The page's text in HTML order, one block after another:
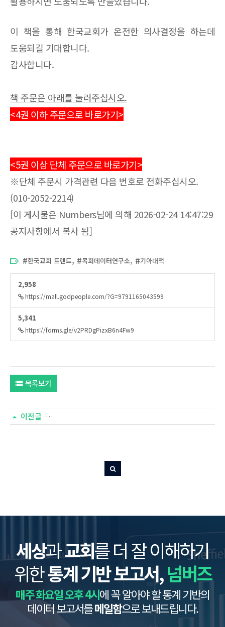
이 책을 통해 한국교회가 온전한 의사결정을 하는데
도움되길 기대합니다.
감사합니다.
책 주문은 아래를 눌러주십시오.
<4권 이하 주문으로 바로가기>
<5권 이상 단체 주문으로 바로가기>
※단체 주문시 가격관련 다음 번호로 전화주십시오.
(010-2052-2214)
[이 게시물은 Numbers님에 의해 2026-02-24 14:47:29
공지사항에서 복사 됨]
한국교회 트렌드, 목회데이터연구소, 기아대책
2,958
https://mall.godpeople.com/?G=9791165043599
5,341
https://forms.gle/v2PRDgPizxB6n4Fw9
목록보기
이전글 「한국교회 트렌드 2024」책 출간 및 구입 안내
세상과교회를 더 잘 이해하기
위한통계 기반 보고서,넘버즈
매주 화요일 오후 4시에 꼭 알아야 할 통계 기반의
데이터 보고서를메일함으로 보내드립니다.